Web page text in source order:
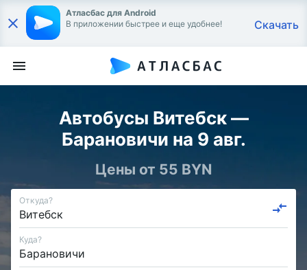
Атласбас для Android
В приложении быстрее и еще удобнее!
Скачать
Автобусы Витебск —
Барановичи на 9 авг.
Цены от 55 BYN
Откуда?
Куда?